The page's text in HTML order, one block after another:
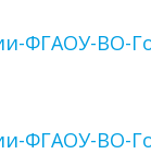
ФГАОУ-ВО-
ФГАОУ-ВО-